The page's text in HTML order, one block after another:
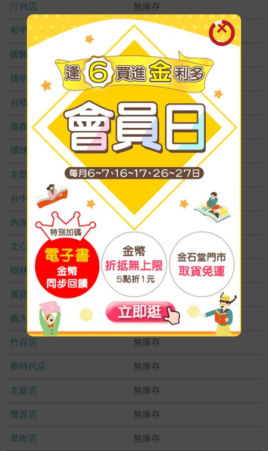
汀州店 無庫存
和平店 無庫存
國醫加盟店 無庫存
德明加盟店 無庫存
台積店 無庫存
嘉義耐斯店 無庫存
環球店 無庫存
左營店 無庫存
台中秀泰店 無庫存
內湖大潤發 無庫存
文心店 無庫存
樹林店 無庫存
麗寶店 無庫存
義大店 無庫存
竹百店 無庫存
夢時代店 無庫存
左新店 無庫存
豐原店 無庫存
草衙店 無庫存